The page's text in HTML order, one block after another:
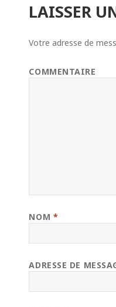
LAISSER
Votre adresse de
COMMENTAIRE
NOM *
ADRESSE DE